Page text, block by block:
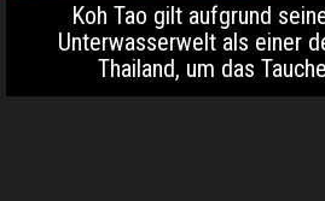
Koh Tao gilt aufgrund
Unterwasserwelt als einer
Thailand, um das